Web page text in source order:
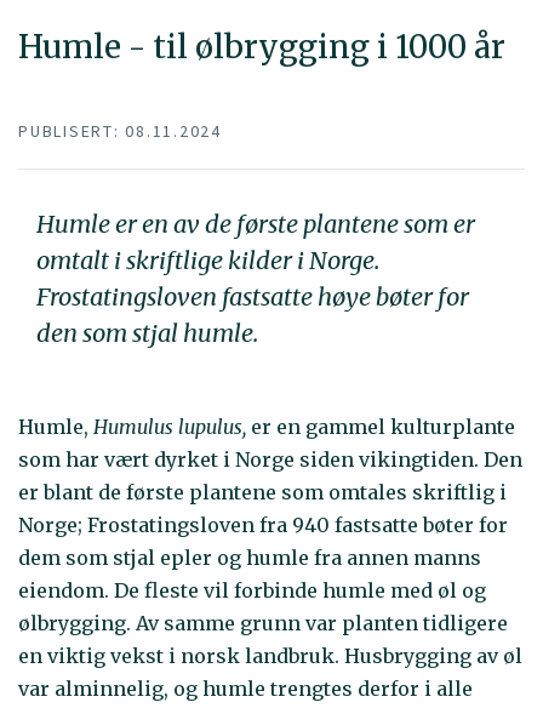
Humle - til ølbrygging i 1000 år
PUBLISERT: 08.11.2024
Humle er en av de første plantene som er
omtalt i skriftlige kilder i Norge.
Frostatingsloven fastsatte høye bøter for
den som stjal humle.
Humle, Humulus lupulus, er en gammel kulturplante
som har vært dyrket i Norge siden vikingtiden. Den
er blant de første plantene som omtales skriftlig i
Norge; Frostatingsloven fra 940 fastsatte bøter for
dem som stjal epler og humle fra annen manns
eiendom. De fleste vil forbinde humle med øl og
ølbrygging. Av samme grunn var planten tidligere
en viktig vekst i norsk landbruk. Husbrygging av øl
var alminnelig, og humle trengtes derfor i alle